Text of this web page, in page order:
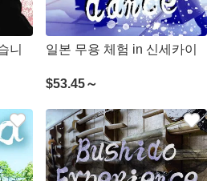
니
일본 무용 체험 in 신세카이
$53.45～